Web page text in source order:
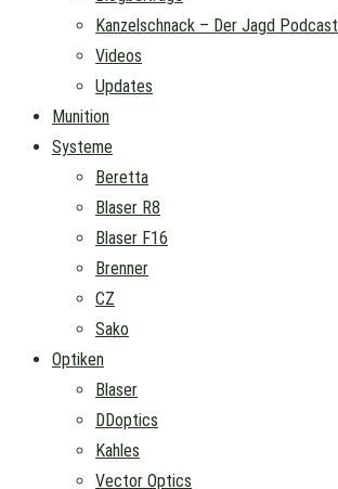
Kanzelschnack – Der Jagd Podcast
Videos
Updates
Munition
Systeme
Beretta
Blaser R8
Blaser F16
Brenner
CZ
Sako
Optiken
Blaser
DDoptics
Kahles
Vector Optics